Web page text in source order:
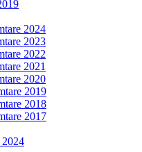
2024
2023
2022
2021
2020
2019
2018
2017
2024